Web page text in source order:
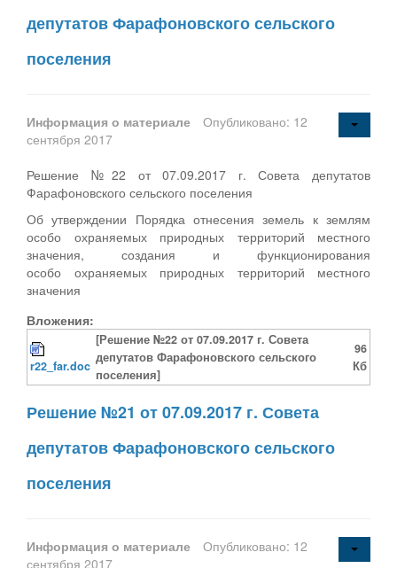
депутатов Фарафоновского сельского
поселения
Информация о материале
Опубликовано: 12
сентября 2017
Решение №22 от 07.09.2017 г. Совета депутатов
Фарафоновского сельского поселения
Об утверждении Порядка отнесения земель к землям
особо охраняемых природных территорий местного
значения, создания и функционирования
особо охраняемых природных территорий местного
значения
Вложения:
r22_far.doc
[Решение №22 от 07.09.2017 г. Совета
депутатов Фарафоновского сельского
поселения]
96
Кб
Решение №21 от 07.09.2017 г. Совета
депутатов Фарафоновского сельского
поселения
Информация о материале
Опубликовано: 12
сентября 2017